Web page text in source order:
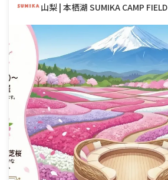
山梨 | 本栖湖 SUMIKA CAMP FIELD